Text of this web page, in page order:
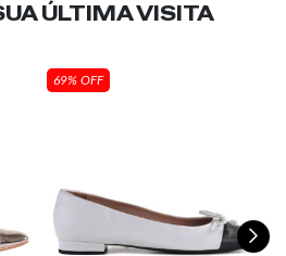
ÚLTIMA VISITA
69% OFF